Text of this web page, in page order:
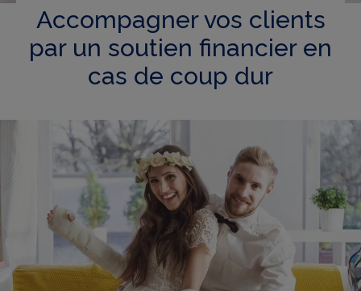
Accompagner vos clients
par un soutien financier en
cas de coup dur